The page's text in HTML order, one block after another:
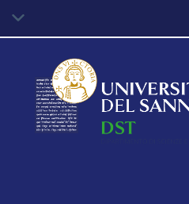
contenuto